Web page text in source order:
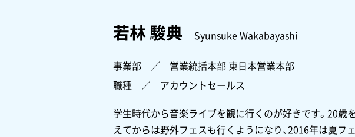
若林 駿典 Syunsuke Wakabayashi
事業部 ／ 営業統括本部 東日本営業本部
職種 ／ アカウントセールス
学生時代から音楽ライブを観に行くのが好きです。20歳
えてからは野外フェスも行くようになり、2016年は夏フ